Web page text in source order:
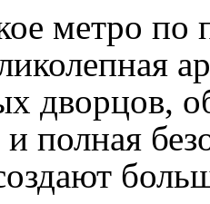
метро по
дворцов,
и полная